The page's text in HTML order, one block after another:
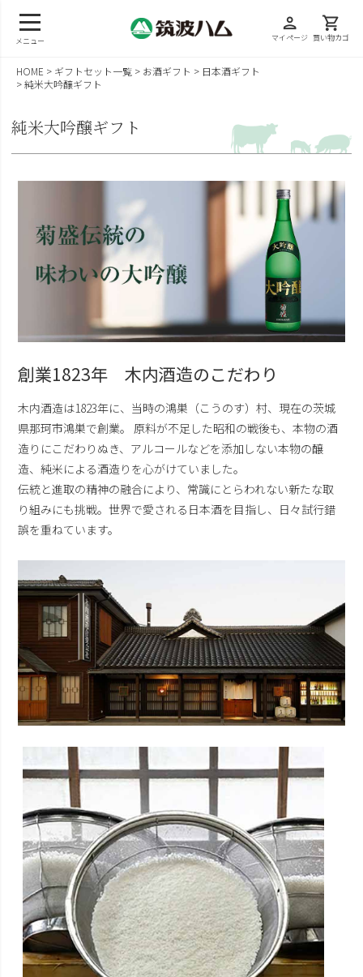
メニュー
person
マイページ
shopping_cart
買い物カゴ
HOME ギフトセット一覧 お酒ギフト
日本酒ギフト
純米大吟醸ギフト
純米大吟醸ギフト
創業1823年 木内酒造のこだわり
木内酒造は1823年に、当時の鴻巣（こうのす）村、現在の茨城
県那珂市鴻巣で創業。 原料が不足した昭和の戦後も、本物の酒
造りにこだわりぬき、アルコールなどを添加しない本物の醸
造、純米による酒造りを心がけていました。
伝統と進取の精神の融合により、常識にとらわれない新たな取
り組みにも挑戦。世界で愛される日本酒を目指し、日々試行錯
誤を重ねています。